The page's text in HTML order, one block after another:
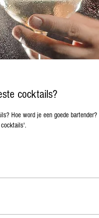
cocktails?
Hoe word je een goede